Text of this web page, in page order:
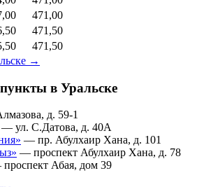
471,00
471,50
471,50
→
в Уральске
д. 59-1
— ул. С.Датова, д. 40А
— пр. Абулхаир Хана, д. 101
— проспект Абулхаир Хана, д. 78
проспект Абая, дом 39